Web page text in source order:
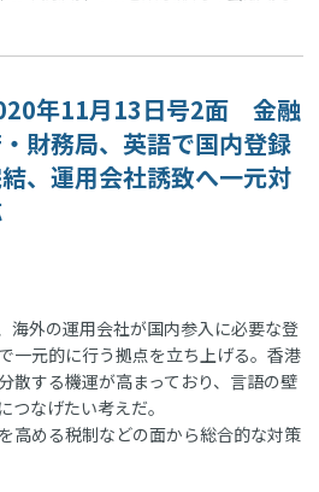
年11月13日号2面 金融
財務局、英語で国内登録
、運用会社誘致へ一元対
海外の運用会社が国内参入に必要な登
一元的に行う拠点を立ち上げる。香港
散する機運が高まっており、言語の壁
つなげたい考えだ。
高める税制などの面から総合的な対策